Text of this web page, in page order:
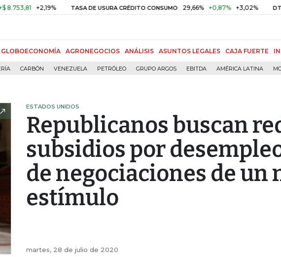
+2,19% TASA DE USURA CRÉDITO CONSUMO 29,66% +0,87% +3,02% DTF
GLOBOECONOMÍA AGRONEGOCIOS ANÁLISIS ASUNTOS LEGALES CAJA FUERTE
CARBÓN VENEZUELA PETRÓLEO GRUPO ARGOS EBITDA AMÉRICA LATINA
ESTADOS UNIDOS
Republicanos buscan
subsidios por
de negociaciones de un
estímulo
martes, 28 de julio de 2020